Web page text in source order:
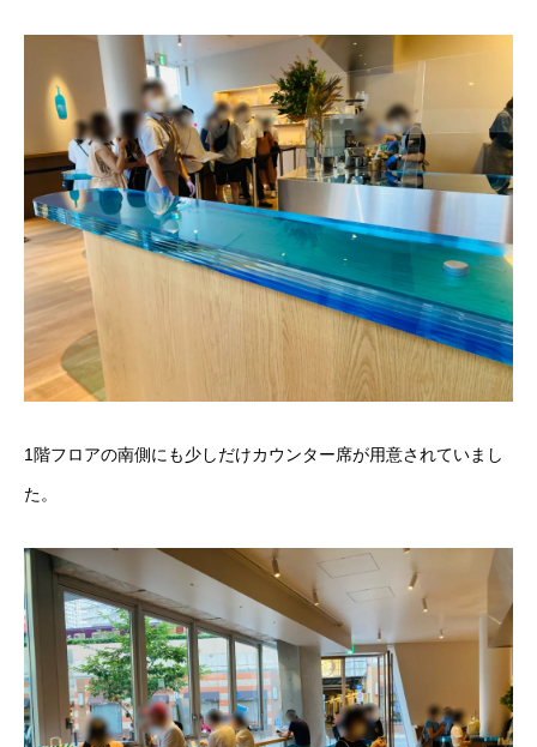
1階フロアの南側にも少しだけカウンター席が用意されていまし
た。